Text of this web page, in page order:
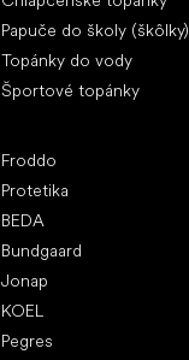
Papuče do školy (škôlky)
Topánky do vody
Športové topánky
Froddo
Protetika
BEDA
Bundgaard
Jonap
KOEL
Pegres